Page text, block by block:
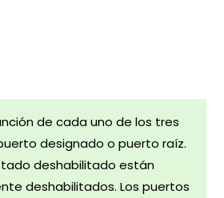
de cada uno de los tres
designado o puerto raíz.
deshabilitado están
deshabilitados. Los puertos